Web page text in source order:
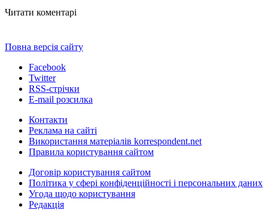
Читати коментарі
Повна версія сайту
Facebook
Twitter
RSS-стрічки
E-mail розсилка
Контакти
Реклама на сайті
Використання матеріалів korrespondent.net
Правила користування сайтом
Договір користування сайтом
Політика у сфері конфіденційності і персональних даних
Угода щодо користування
Редакція